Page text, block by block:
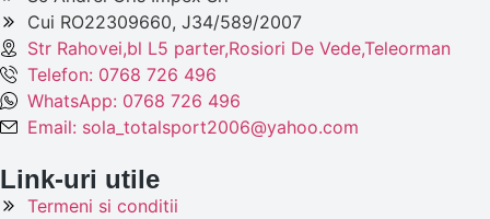
Cui RO22309660, J34/589/2007
Str Rahovei,bl L5 parter,Rosiori De Vede,Teleorman
Telefon: 0768 726 496
WhatsApp: 0768 726 496
Email: sola_totalsport2006@yahoo.com
Link-uri utile
Termeni si conditii